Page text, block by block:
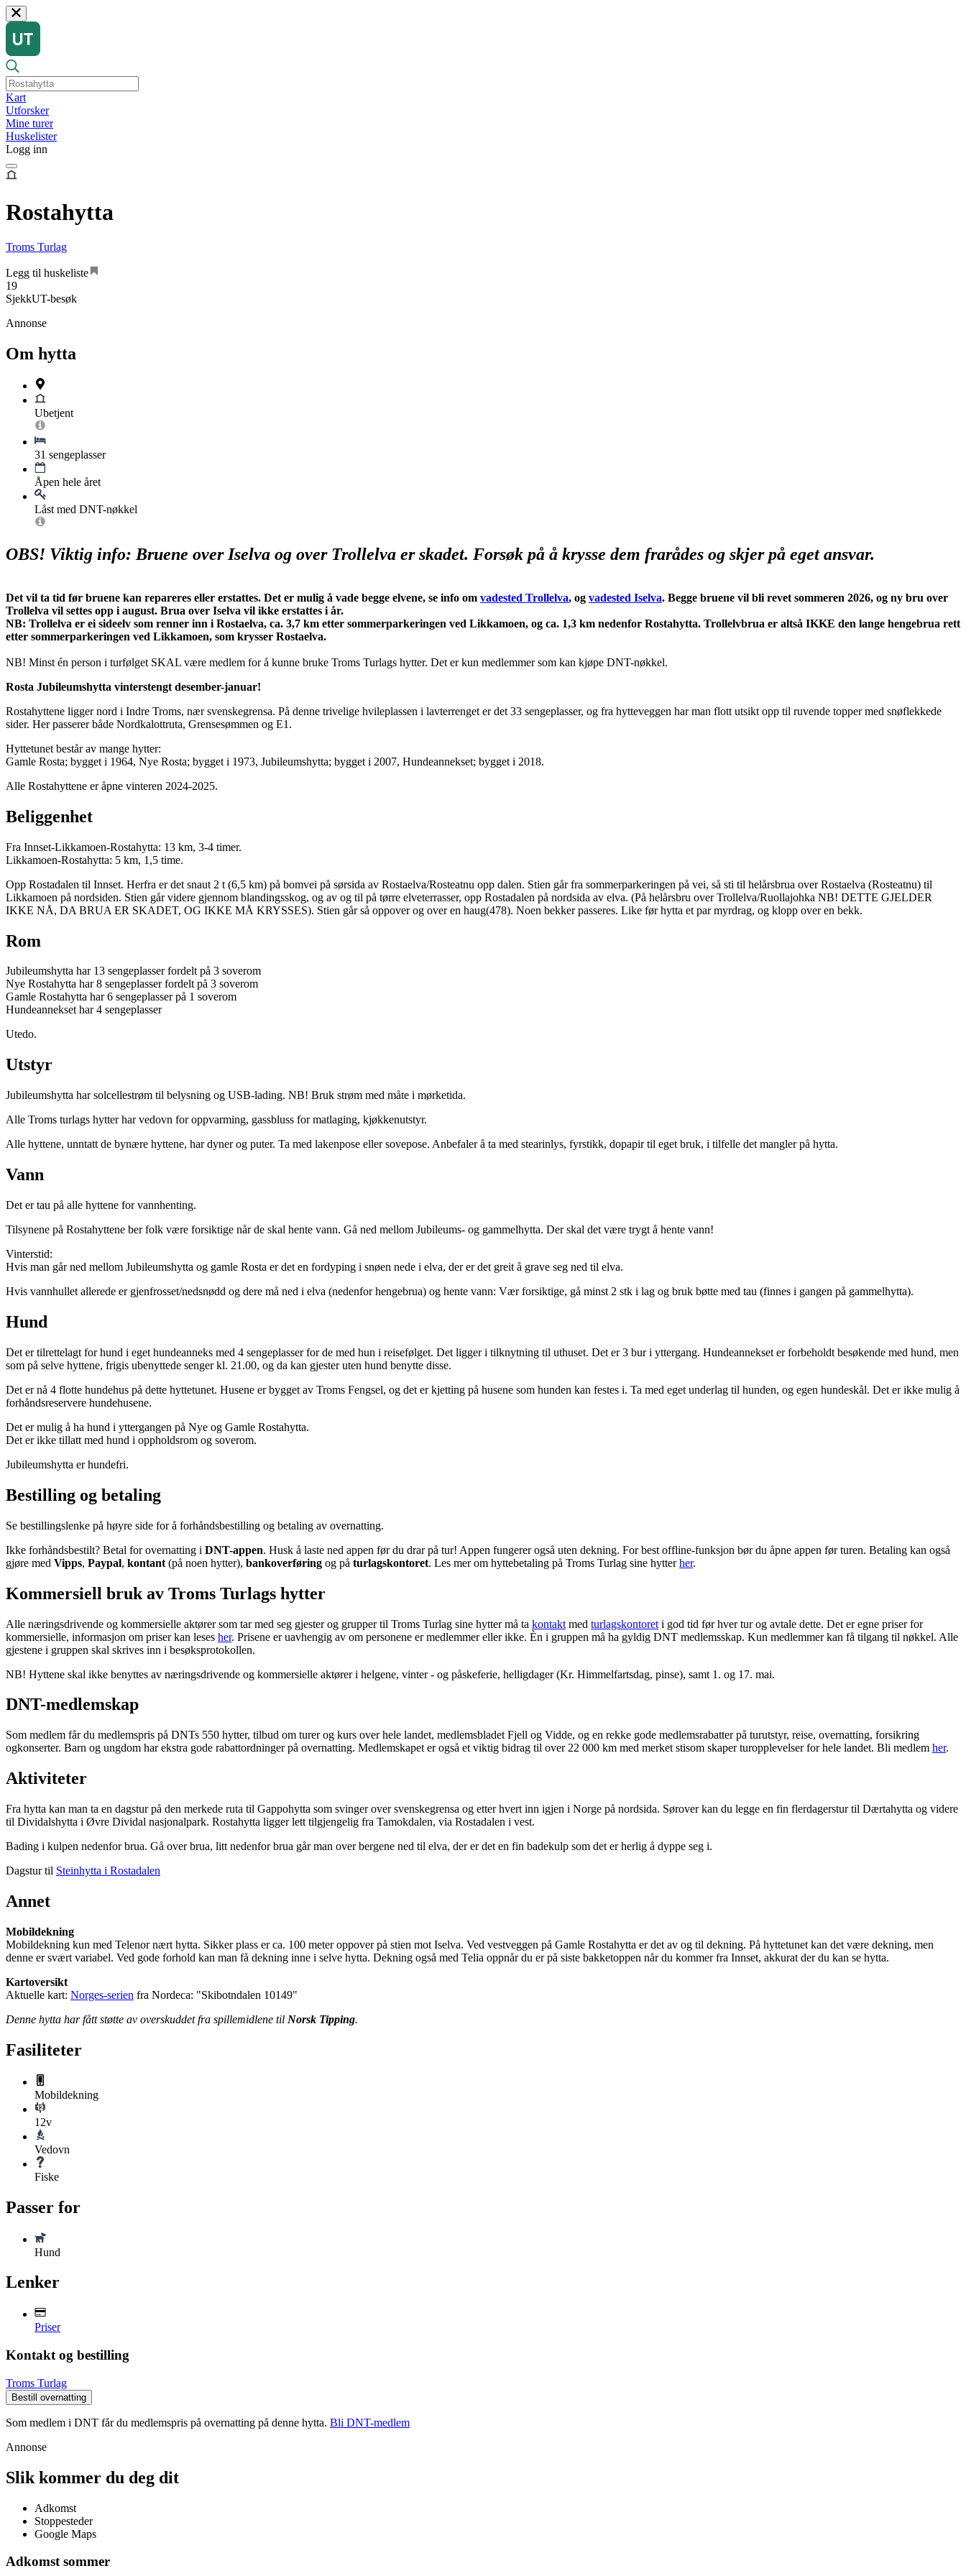
Kart
Utforsker
Mine turer
Huskelister
Logg inn
Rostahytta
Troms Turlag
Legg til huskeliste
19
SjekkUT-besøk
Annonse
Om hytta
Ubetjent
31 sengeplasser
Åpen hele året
Låst med DNT-nøkkel
OBS! Viktig info: Bruene over Iselva og over Trollelva er skadet. Forsøk på å krysse dem frarådes og skjer på eget ansvar.
Det vil ta tid før bruene kan repareres eller erstattes. Det er mulig å vade begge elvene, se info om vadested Trollelva, og vadested Iselva. Begge bruene vil bli revet sommeren 2026, og ny bru over
Trollelva vil settes opp i august. Brua over Iselva vil ikke erstattes i år.
NB: Trollelva er ei sideelv som renner inn i Rostaelva, ca. 3,7 km etter sommerparkeringen ved Likkamoen, og ca. 1,3 km nedenfor Rostahytta. Trollelvbrua er altså IKKE den lange hengebrua rett
etter sommerparkeringen ved Likkamoen, som krysser Rostaelva.
NB! Minst én person i turfølget SKAL være medlem for å kunne bruke Troms Turlags hytter. Det er kun medlemmer som kan kjøpe DNT-nøkkel.
Rosta Jubileumshytta vinterstengt desember-januar!
Rostahyttene ligger nord i Indre Troms, nær svenskegrensa. På denne trivelige hvileplassen i lavterrenget er det 33 sengeplasser, og fra hytteveggen har man flott utsikt opp til ruvende topper med snøflekkede
sider. Her passerer både Nordkalottruta, Grensesømmen og E1.
Hyttetunet består av mange hytter:
Gamle Rosta; bygget i 1964, Nye Rosta; bygget i 1973, Jubileumshytta; bygget i 2007, Hundeannekset; bygget i 2018.
Alle Rostahyttene er åpne vinteren 2024-2025.
Beliggenhet
Fra Innset-Likkamoen-Rostahytta: 13 km, 3-4 timer.
Likkamoen-Rostahytta: 5 km, 1,5 time.
Opp Rostadalen til Innset. Herfra er det snaut 2 t (6,5 km) på bomvei på sørsida av Rostaelva/Rosteatnu opp dalen. Stien går fra sommerparkeringen på vei, så sti til helårsbrua over Rostaelva (Rosteatnu) til
Likkamoen på nordsiden. Stien går videre gjennom blandingsskog, og av og til på tørre elveterrasser, opp Rostadalen på nordsida av elva. (På helårsbru over Trollelva/Ruollajohka NB! DETTE GJELDER
IKKE NÅ, DA BRUA ER SKADET, OG IKKE MÅ KRYSSES). Stien går så oppover og over en haug(478). Noen bekker passeres. Like før hytta et par myrdrag, og klopp over en bekk.
Rom
Jubileumshytta har 13 sengeplasser fordelt på 3 soverom
Nye Rostahytta har 8 sengeplasser fordelt på 3 soverom
Gamle Rostahytta har 6 sengeplasser på 1 soverom
Hundeannekset har 4 sengeplasser
Utedo.
Utstyr
Jubileumshytta har solcellestrøm til belysning og USB-lading. NB! Bruk strøm med måte i mørketida.
Alle Troms turlags hytter har vedovn for oppvarming, gassbluss for matlaging, kjøkkenutstyr.
Alle hyttene, unntatt de bynære hyttene, har dyner og puter. Ta med lakenpose eller sovepose. Anbefaler å ta med stearinlys, fyrstikk, dopapir til eget bruk, i tilfelle det mangler på hytta.
Vann
Det er tau på alle hyttene for vannhenting.
Tilsynene på Rostahyttene ber folk være forsiktige når de skal hente vann. Gå ned mellom Jubileums- og gammelhytta. Der skal det være trygt å hente vann!
Vinterstid:
Hvis man går ned mellom Jubileumshytta og gamle Rosta er det en fordyping i snøen nede i elva, der er det greit å grave seg ned til elva.
Hvis vannhullet allerede er gjenfrosset/nedsnødd og dere må ned i elva (nedenfor hengebrua) og hente vann: Vær forsiktige, gå minst 2 stk i lag og bruk bøtte med tau (finnes i gangen på gammelhytta).
Hund
Det er tilrettelagt for hund i eget hundeanneks med 4 sengeplasser for de med hun i reisefølget. Det ligger i tilknytning til uthuset. Det er 3 bur i yttergang. Hundeannekset er forbeholdt besøkende med hund, men
som på selve hyttene, frigis ubenyttede senger kl. 21.00, og da kan gjester uten hund benytte disse.
Det er nå 4 flotte hundehus på dette hyttetunet. Husene er bygget av Troms Fengsel, og det er kjetting på husene som hunden kan festes i. Ta med eget underlag til hunden, og egen hundeskål. Det er ikke mulig å
forhåndsreservere hundehusene.
Det er mulig å ha hund i yttergangen på Nye og Gamle Rostahytta.
Det er ikke tillatt med hund i oppholdsrom og soverom.
Jubileumshytta er hundefri.
Bestilling og betaling
Se bestillingslenke på høyre side for å forhåndsbestilling og betaling av overnatting.
Ikke forhåndsbestilt? Betal for overnatting i DNT-appen. Husk å laste ned appen før du drar på tur! Appen fungerer også uten dekning. For best offline-funksjon bør du åpne appen før turen. Betaling kan også
gjøre med Vipps, Paypal, kontant (på noen hytter), bankoverføring og på turlagskontoret. Les mer om hyttebetaling på Troms Turlag sine hytterher.
Kommersiell bruk av Troms Turlags hytter
Alle næringsdrivende og kommersielle aktører som tar med seg gjester og grupper til Troms Turlag sine hytter må ta kontakt med turlagskontoret i god tid før hver tur og avtale dette. Det er egne priser for
kommersielle, informasjon om priser kan leses her. Prisene er uavhengig av om personene er medlemmer eller ikke. Èn i gruppen må ha gyldig DNT medlemsskap. Kun medlemmer kan få tilgang til nøkkel. ​​​​​​​Alle
gjestene i gruppen skal skrives inn i besøksprotokollen.
NB! Hyttene skal ikke benyttes av næringsdrivende og kommersielle aktører i helgene, vinter - og påskeferie, helligdager (Kr. Himmelfartsdag, pinse), samt 1. og 17. mai.
DNT-medlemskap
Som medlem får du medlemspris på DNTs 550 hytter, tilbud om turer og kurs over hele landet, medlemsbladet Fjell og Vidde, og en rekke gode medlemsrabatter på turutstyr, reise, overnatting, forsikring
ogkonserter. Barn og ungdom har ekstra gode rabattordninger på overnatting. Medlemskapet er også et viktig bidrag til over 22 000 km med merket stisom skaper turopplevelser for hele landet. Bli medlem her.
Aktiviteter
Fra hytta kan man ta en dagstur på den merkede ruta til Gappohytta som svinger over svenskegrensa og etter hvert inn igjen i Norge på nordsida. Sørover kan du legge en fin flerdagerstur til Dærtahytta og videre
til Dividalshytta i Øvre Dividal nasjonalpark. Rostahytta ligger lett tilgjengelig fra Tamokdalen, via Rostadalen i vest.
Bading i kulpen nedenfor brua. Gå over brua, litt nedenfor brua går man over bergene ned til elva, der er det en fin badekulp som det er herlig å dyppe seg i.
Dagstur til Steinhytta i Rostadalen
Annet
Mobildekning
Mobildekning kun med Telenor nært hytta. Sikker plass er ca. 100 meter oppover på stien mot Iselva. Ved vestveggen på Gamle Rostahytta er det av og til dekning. På hyttetunet kan det være dekning, men
denne er svært variabel. Ved gode forhold kan man få dekning inne i selve hytta. Dekning også med Telia oppnår du er på siste bakketoppen når du kommer fra Innset, akkurat der du kan se hytta.
Kartoversikt
Aktuelle kart: Norges-serien fra Nordeca: "Skibotndalen 10149"
Denne hytta har fått støtte av overskuddet fra spillemidlene til Norsk Tipping.
Fasiliteter
Mobildekning
12v
Vedovn
Fiske
Passer for
Hund
Lenker
Priser
Kontakt og bestilling
Troms Turlag
Bestill overnatting
Som medlem i DNT får du medlemspris på overnatting på denne hytta. Bli DNT-medlem
Annonse
Slik kommer du deg dit
Adkomst
Stoppesteder
Google Maps
Adkomst sommer